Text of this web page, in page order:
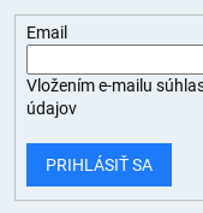
Email
Vložením e-mailu
údajov
PRIHLÁSIŤ SA